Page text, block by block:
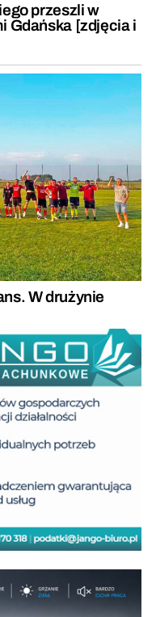
przeszli w
Gdańska [zdjęcia i
W drużynie